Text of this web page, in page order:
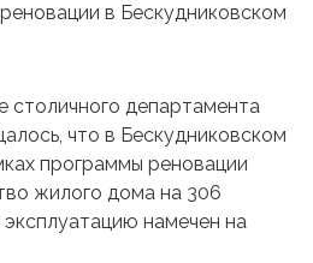
в Бескудниковском
столичного департамента
что в Бескудниковском
программы реновации
жилого дома на 306
намечен на